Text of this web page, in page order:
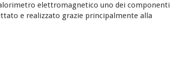
elettromagnetico uno dei componenti
e realizzato grazie principalmente alla